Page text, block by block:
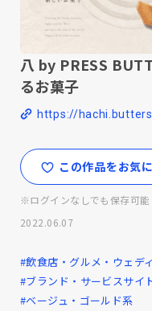
八 by PRESS
るお菓子
https://
この作品をお気
※ログインなしでも保存可能
2022.06.07
#飲食店・グルメ・ウェデ
#ブランド・サービスサイ
#ベージュ・ゴールド系